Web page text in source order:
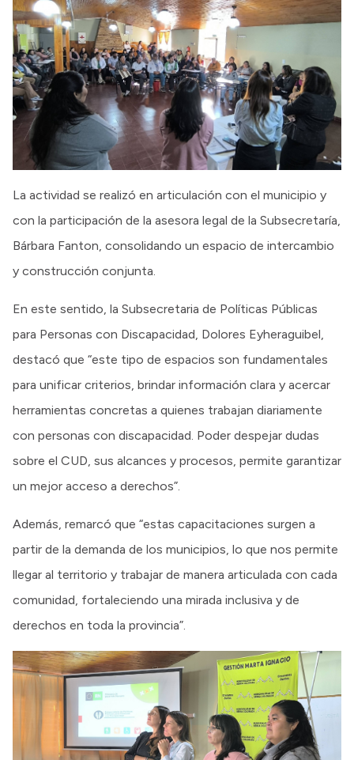
La actividad se realizó en articulación con el municipio y
con la participación de la asesora legal de la Subsecretaría,
Bárbara Fanton, consolidando un espacio de intercambio
y construcción conjunta.
En este sentido, la Subsecretaria de Políticas Públicas
para Personas con Discapacidad, Dolores Eyheraguibel,
destacó que “este tipo de espacios son fundamentales
para unificar criterios, brindar información clara y acercar
herramientas concretas a quienes trabajan diariamente
con personas con discapacidad. Poder despejar dudas
sobre el CUD, sus alcances y procesos, permite garantizar
un mejor acceso a derechos”.
Además, remarcó que “estas capacitaciones surgen a
partir de la demanda de los municipios, lo que nos permite
llegar al territorio y trabajar de manera articulada con cada
comunidad, fortaleciendo una mirada inclusiva y de
derechos en toda la provincia”.